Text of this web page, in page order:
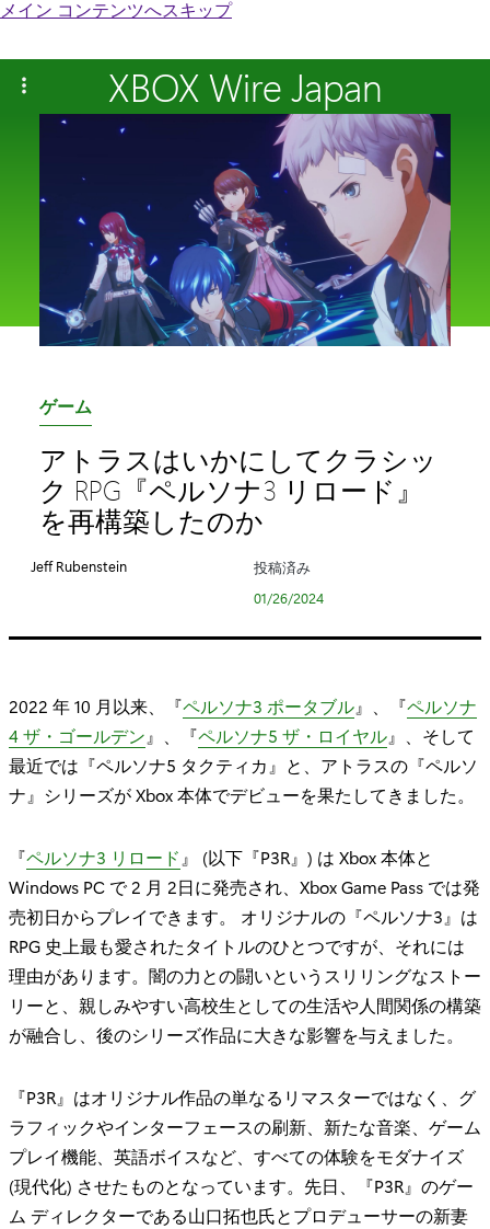
メイン コンテンツへスキップ
XBOX Wire Japan
カ
ゴ
リ
:
ゲーム
アトラスはいかにしてクラシッ
ク RPG『ペルソナ3 リロード』
を再構築したのか
Jeff Rubenstein 投稿済み
01/26/2024
2022 年 10 月以来、『ペルソナ3 ポータブル』、『ペルソナ
4 ザ・ゴールデン』、『ペルソナ5 ザ・ロイヤル』、そして
最近では『ペルソナ5 タクティカ』と、アトラスの『ペルソ
ナ』シリーズが Xbox 本体でデビューを果たしてきました。
『ペルソナ3 リロード』 (以下『P3R』) は Xbox 本体と
Windows PC で 2 月 2日に発売され、Xbox Game Pass では発
売初日からプレイできます。 オリジナルの『ペルソナ3』は
RPG 史上最も愛されたタイトルのひとつですが、それには
理由があります。闇の力との闘いというスリリングなストー
リーと、親しみやすい高校生としての生活や人間関係の構築
が融合し、後のシリーズ作品に大きな影響を与えました。
『P3R』はオリジナル作品の単なるリマスターではなく、グ
ラフィックやインターフェースの刷新、新たな音楽、ゲーム
プレイ機能、英語ボイスなど、すべての体験をモダナイズ
(現代化) させたものとなっています。先日、『P3R』のゲー
ム ディレクターである山口拓也氏とプロデューサーの新妻